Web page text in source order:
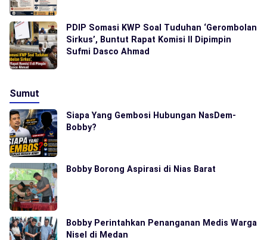
PDIP Somasi KWP Soal Tuduhan ‘Gerombolan
Sirkus’, Buntut Rapat Komisi II Dipimpin
Sufmi Dasco Ahmad
Sumut
Siapa Yang Gembosi Hubungan NasDem-
Bobby?
Bobby Borong Aspirasi di Nias Barat
Bobby Perintahkan Penanganan Medis Warga
Nisel di Medan